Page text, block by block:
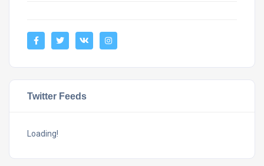
Twitter Feeds
Loading!